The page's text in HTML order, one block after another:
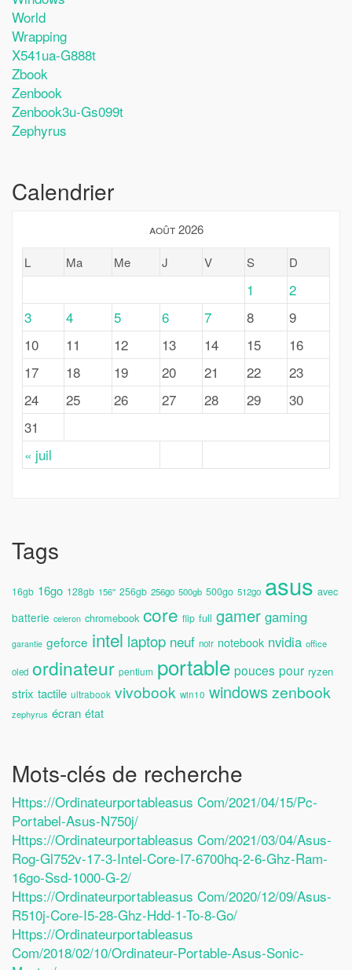
World
Wrapping
X541ua-G888t
Zbook
Zenbook
Zenbook3u-Gs099t
Zephyrus
Calendrier
août 2026
L
Ma Me J V S D
« juil
1
2
3
4 5 6 7 8
9
10
11 12 13 14 15
16
17
18 19 20 21 22
23
24
25 26 27 28 29
30
31
Tags
16gb 16go 128gb 156'' 256gb 256go 500gb 500go 512go asus avec
batterie celeron chromebook core flip full gamer gaming
garantie geforce intel laptop neuf noir notebook nvidia office
oled ordinateur pentium portable pouces pour ryzen
strix tactile ultrabook vivobook win10 windows zenbook
zephyrus écran état
Mots-clés de recherche
Https://ordinateurportableasus Com/2021/04/15/pc-
Portabel-Asus-N750j/
Https://ordinateurportableasus Com/2021/03/04/asus-
Rog-Gl752v-17-3-Intel-Core-I7-6700hq-2-6-Ghz-Ram-
16go-Ssd-1000-G-2/
Https://ordinateurportableasus Com/2020/12/09/asus-
R510j-Core-I5-28-Ghz-Hdd-1-To-8-Go/
Https://ordinateurportableasus
Com/2018/02/10/ordinateur-Portable-Asus-Sonic-